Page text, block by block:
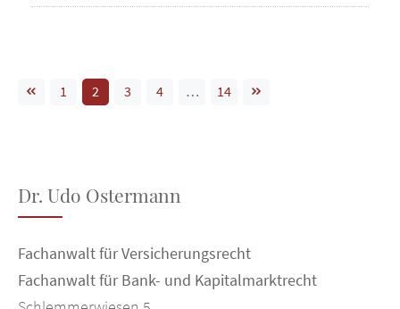
1 2 3 4 … 14
Dr. Udo Ostermann
Fachanwalt für Versicherungsrecht
Fachanwalt für Bank- und Kapitalmarktrecht